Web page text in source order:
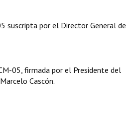
suscripta por el Director General de
05, firmada por el Presidente del
Cascón.